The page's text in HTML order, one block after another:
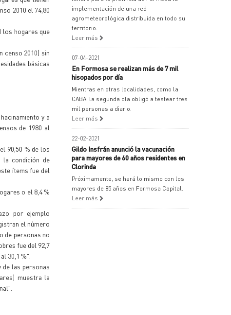
2010 el 74,80
los hogares que
censo 2010) sin
básicas
y a
de 1980 al
90,50 % de los
la condición de
ítems fue del
o el 8,4 %
por ejemplo
el número
de personas no
fue del 92,7
30,1 %".
de las personas
muestra la
implementación de una red
agrometeorológica distribuida en todo su
territorio.
Leer más
07-04-2021
En Formosa se realizan más de 7 mil
hisopados por día
Mientras en otras localidades, como la
CABA, la segunda ola obligó a testear tres
mil personas a diario.
Leer más
22-02-2021
Gildo Insfrán anunció la vacunación
para mayores de 60 años residentes en
Clorinda
Próximamente, se hará lo mismo con los
mayores de 85 años en Formosa Capital.
Leer más